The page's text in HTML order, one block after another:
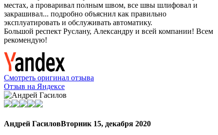
местах, а проваривал полным швом, все швы шлифовал и
закрашивал... подробно объяснил как правильно
эксплуатировать и обслуживать автоматику.
Большой респект Руслану, Александру и всей компании! Всем
рекомендую!
Смотреть оригинал отзыва
Отзыв на Яндексе
Андрей ГасиловВторник 15, декабря 2020